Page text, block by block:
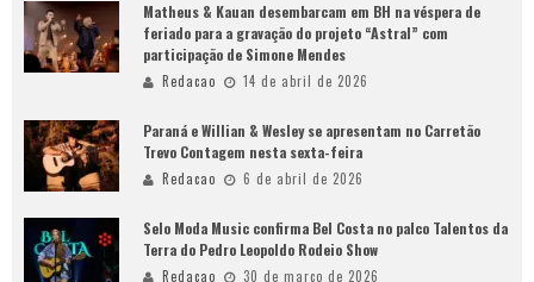
Matheus & Kauan desembarcam em BH na véspera de
feriado para a gravação do projeto “Astral” com
participação de Simone Mendes
Redacao 14 de abril de 2026
Paraná e Willian & Wesley se apresentam no Carretão
Trevo Contagem nesta sexta-feira
Redacao 6 de abril de 2026
Selo Moda Music confirma Bel Costa no palco Talentos da
Terra do Pedro Leopoldo Rodeio Show
Redacao 30 de março de 2026